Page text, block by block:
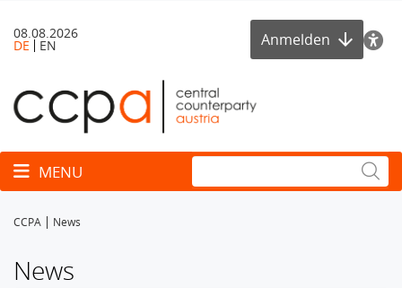
DE EN
08.08.2026 Anmelden
Toggle navigation
MENU
CCPA News
News